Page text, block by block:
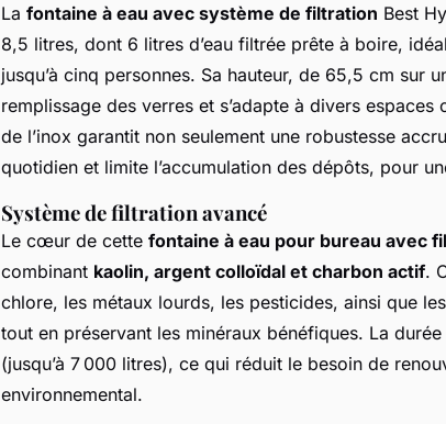
La fontaine à eau avec système de filtration Best
8,5 litres, dont 6 litres d’eau filtrée prête à boire,
jusqu’à cinq personnes. Sa hauteur, de 65,5 cm sur
remplissage des verres et s’adapte à divers
de l’inox garantit non seulement une robustesse
quotidien et limite l’accumulation des dépôts, pour
Système de filtration avancé
Le cœur de cette fontaine à eau pour bureau avec
combinant kaolin, argent colloïdal et charbon actif.
chlore, les métaux lourds, les pesticides, ainsi que
tout en préservant les minéraux bénéfiques. La
(jusqu’à 7 000 litres), ce qui réduit le besoin de
environnemental.